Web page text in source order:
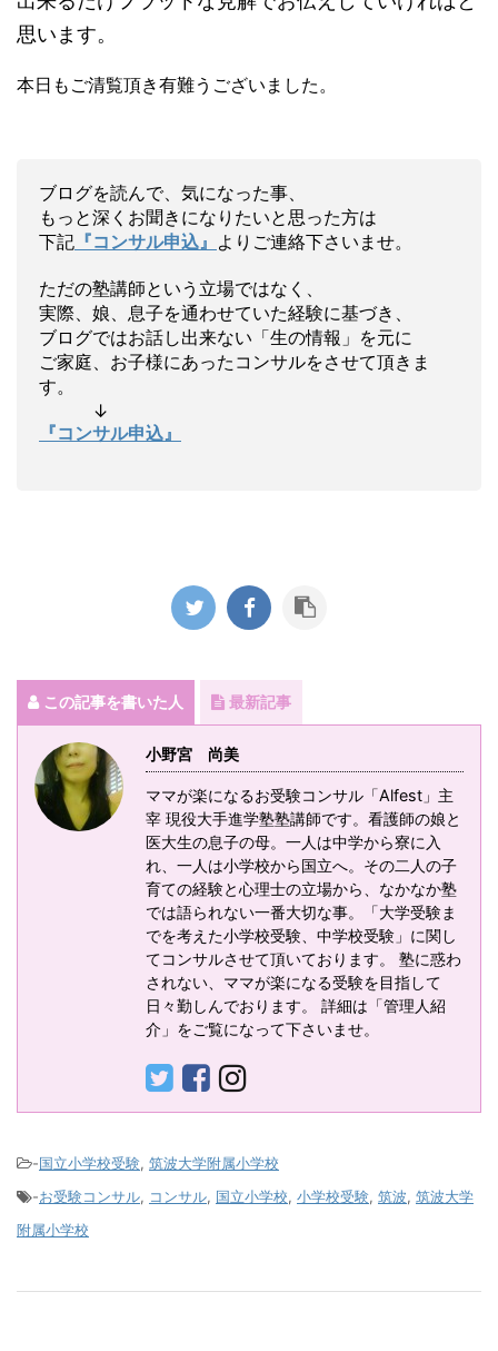
思います。
本日もご清覧頂き有難うございました。
ブログを読んで、気になった事、
もっと深くお聞きになりたいと思った方は
下記 『コンサル申込』 よりご連絡下さいませ。
ただの塾講師という立場ではなく、
実際、娘、息子を通わせていた経験に基づき、
ブログではお話し出来ない「生の情報」を元に
ご家庭、お子様にあったコンサルをさせて頂きま
す。
↓
『コンサル申込』
この記事を書いた人 最新記事
小野宮 尚美
ママが楽になるお受験コンサル「Alfest」主
宰 現役大手進学塾塾講師です。看護師の娘と
医大生の息子の母。一人は中学から寮に入
れ、一人は小学校から国立へ。その二人の子
育ての経験と心理士の立場から、なかなか塾
では語られない一番大切な事。「大学受験ま
でを考えた小学校受験、中学校受験」に関し
てコンサルさせて頂いております。 塾に惑わ
されない、ママが楽になる受験を目指して
日々勤しんでおります。 詳細は「管理人紹
介」をご覧になって下さいませ。
-国立小学校受験, 筑波大学附属小学校
-お受験コンサル, コンサル, 国立小学校, 小学校受験, 筑波, 筑波大学
附属小学校